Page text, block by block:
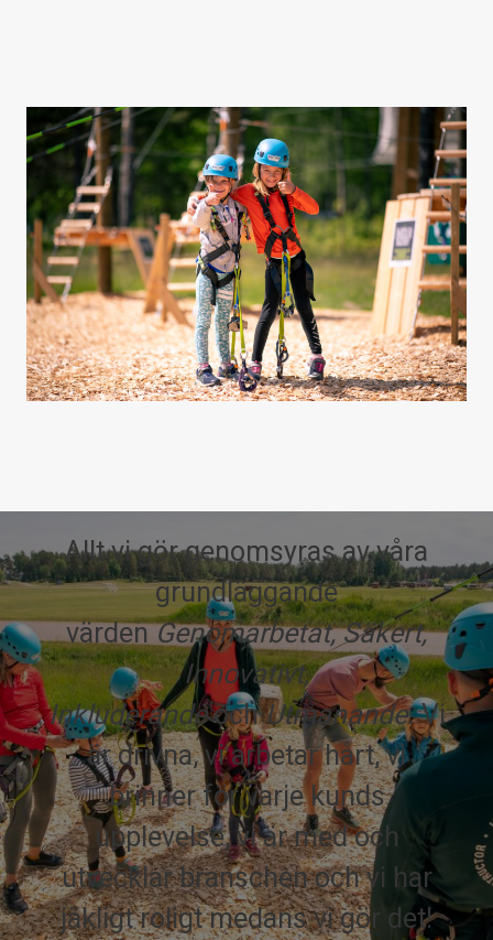
Allt vi gör genomsyras av våra
grundläggande
värdenGenomarbetat, Säkert,
Innovativt,
InkluderandeochUtmanande.Vi
är drivna, vi arbetar hårt, vi
brinner för varje kunds
upplevelse, vi är med och
utvecklar branschen och vi har
jäkligt roligt medans vi gör det!